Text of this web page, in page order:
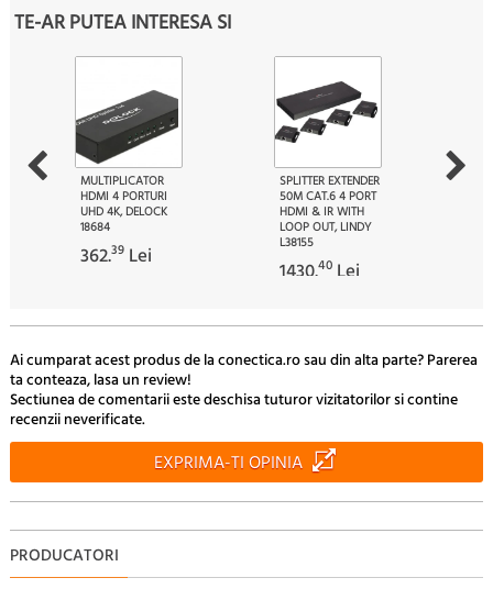
TE-AR PUTEA INTERESA SI
MULTIPLICATOR
HDMI 4 PORTURI
UHD 4K, DELOCK
18684
362.39 Lei
SPLITTER EXTENDER
50M CAT.6 4 PORT
HDMI & IR WITH
LOOP OUT, LINDY
L38155
1430.40 Lei
Ai cumparat acest produs de la conectica.ro sau din alta parte? Parerea
ta conteaza, lasa un review!
Sectiunea de comentarii este deschisa tuturor vizitatorilor si contine
recenzii neverificate.
EXPRIMA-TI OPINIA
PRODUCATORI